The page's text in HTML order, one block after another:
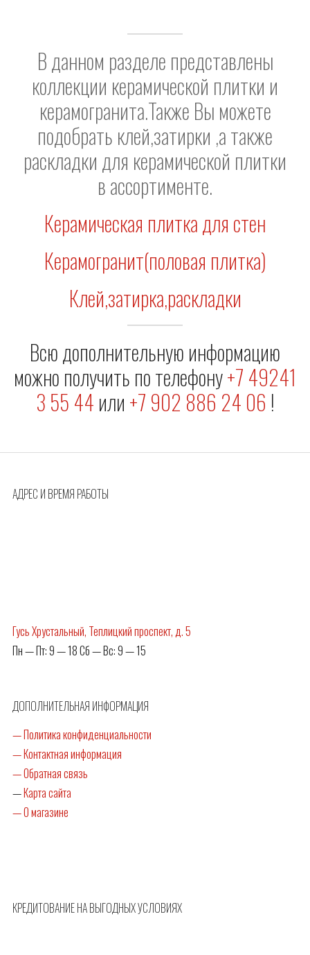
В данном разделе представлены
коллекции керамической плитки и
керамогранита.Также Вы можете
подобрать клей,затирки ,а также
раскладки для керамической плитки
в ассортименте.
Керамическая плитка для стен
Керамогранит(половая плитка)
Клей,затирка,раскладки
Всю дополнительную информацию
можно получить по телефону+7 49241
3 55 44 или +7 902 886 24 06 !
АДРЕС И ВРЕМЯ РАБОТЫ
Гусь Хрустальный, Теплицкий проспект, д. 5
Пн — Пт: 9 — 18 Сб — Вс: 9 — 15
ДОПОЛНИТЕЛЬНАЯ ИНФОРМАЦИЯ
— Политика конфиденциальности
— Контактная информация
— Обратная связь
—Карта сайта
— О магазине
КРЕДИТОВАНИЕ НА ВЫГОДНЫХ УСЛОВИЯХ